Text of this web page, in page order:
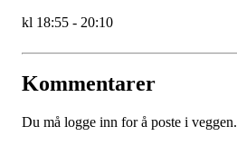
kl 18:55 - 20:10
Kommentarer
Du må logge inn for å poste i veggen.